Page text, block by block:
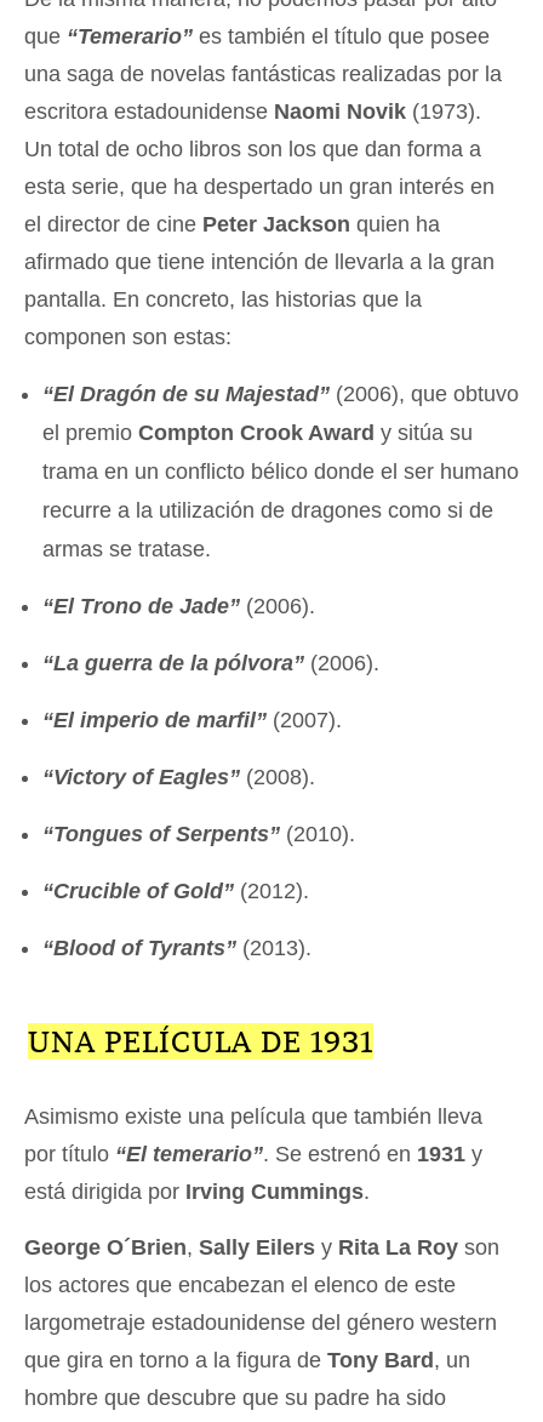
que “Temerario” es también el título que posee
una saga de novelas fantásticas realizadas por la
escritora estadounidense Naomi Novik (1973).
Un total de ocho libros son los que dan forma a
esta serie, que ha despertado un gran interés en
el director de cine Peter Jackson quien ha
afirmado que tiene intención de llevarla a la gran
pantalla. En concreto, las historias que la
componen son estas:
“El Dragón de su Majestad” (2006), que obtuvo
el premioCompton Crook Award y sitúa su
trama en un conflicto bélico donde el ser humano
recurre a la utilización de dragones como si de
armas se tratase.
“El Trono de Jade” (2006).
“La guerra de la pólvora” (2006).
“El imperio de marfil” (2007).
“Victory of Eagles” (2008).
“Tongues of Serpents” (2010).
“Crucible of Gold” (2012).
“Blood of Tyrants” (2013).
UNA PELÍCULA DE 1931
Asimismo existe una película que también lleva
por título “El temerario”. Se estrenó en 1931 y
está dirigida por Irving Cummings.
George O´Brien, Sally Eilers y Rita La Roy son
los actores que encabezan el elenco de este
largometraje estadounidense del género western
que gira en torno a la figura de Tony Bard , un
hombre que descubre que su padre ha sido